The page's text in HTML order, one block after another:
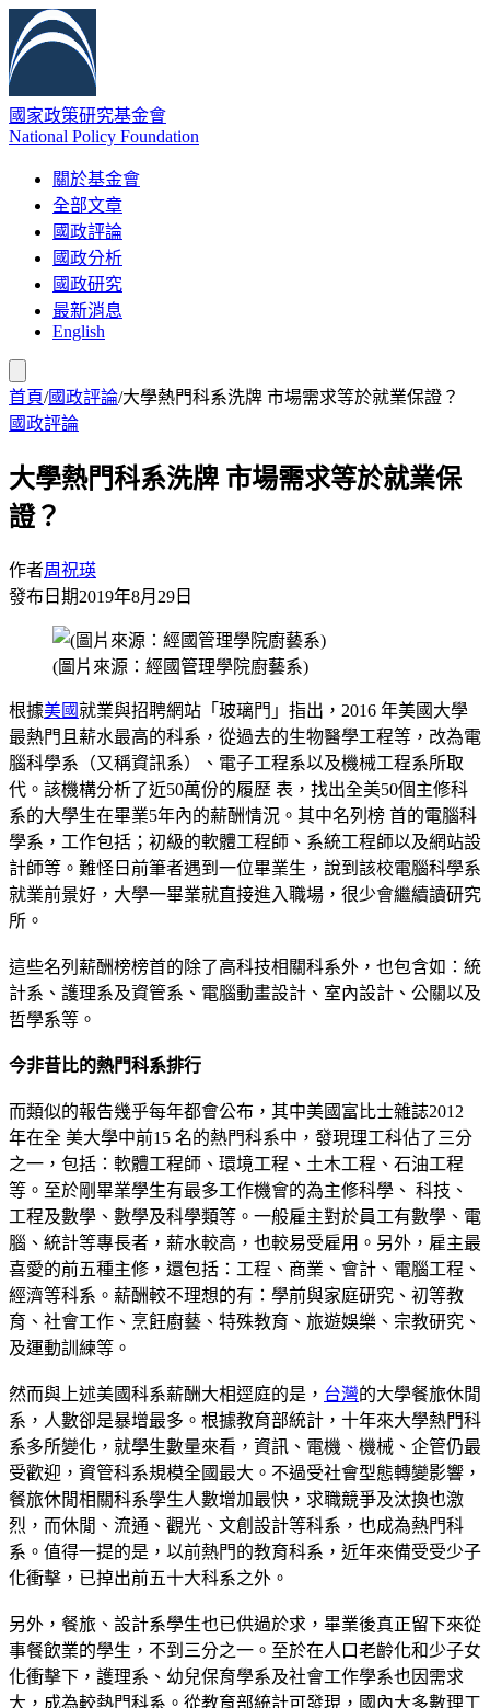
國家政策研究基金會
National Policy Foundation
關於基金會
全部文章
國政評論
國政分析
國政研究
最新消息
English
首頁/國政評論/大學熱門科系洗牌 市場需求等於就業保證？
國政評論
大學熱門科系洗牌 市場需求等於就業保
證？
作者周祝瑛
發布日期2019年8月29日
(圖片來源：經國管理學院廚藝系)
根據美國就業與招聘網站「玻璃⾨」指出，2016 年美國⼤學
最熱⾨且薪⽔最⾼的科系，從過去的⽣物醫學⼯程等，改為電
腦科學系（⼜稱資訊系）、電⼦⼯程系以及機械⼯程系所取
代。該機構分析了近50萬份的履歷 表，找出全美50個主修科
系的⼤學⽣在畢業5年內的薪酬情況。其中名列榜 ⾸的電腦科
學系，⼯作包括；初級的軟體⼯程師、系統⼯程師以及網站設
計師等。難怪⽇前筆者遇到⼀位畢業⽣，說到該校電腦科學系
就業前景好，⼤學⼀畢業就直接進入職場，很少會繼續讀研究
所。
這些名列薪酬榜榜⾸的除了⾼科技相關科系外，也包含如：統
計系、護理系及資管系、電腦動畫設計、室內設計、公關以及
哲學系等。
今非昔比的熱⾨科系排⾏
⽽類似的報告幾乎每年都會公布，其中美國富比⼠雜誌2012
年在全 美⼤學中前15 名的熱⾨科系中，發現理⼯科佔了三分
之⼀，包括：軟體⼯程師、環境⼯程、⼟⽊⼯程、⽯油⼯程
等。⾄於剛畢業學⽣有最多⼯作機會的為主修科學、 科技、
⼯程及數學、數學及科學類等。⼀般雇主對於員⼯有數學、電
腦、統計等專長者，薪⽔較⾼，也較易受雇⽤。另外，雇主最
喜愛的前五種主修，還包括：⼯程、商業、會計、電腦⼯程、
經濟等科系。薪酬較不理想的有：學前與家庭研究、初等教
育、社會⼯作、烹飪廚藝、特殊教育、旅遊娛樂、宗教研究、
及運動訓練等。
然⽽與上述美國科系薪酬⼤相逕庭的是， 台灣的⼤學餐旅休閒
系，⼈數卻是暴增最多。根據教育部統計，⼗年來⼤學熱⾨科
系多所變化，就學⽣數量來看，資訊、電機、機械、企管仍最
受歡迎，資管科系規模全國最⼤。不過受社會型態轉變影響，
餐旅休閒相關科系學⽣⼈數增加最快，求職競爭及汰換也激
烈，⽽休閒、流通、觀光、⽂創設計等科系，也成為熱⾨科
系。值得⼀提的是，以前熱⾨的教育科系，近年來備受受少⼦
化衝擊，已掉出前五⼗⼤科系之外。
另外，餐旅、設計系學⽣也已供過於求，畢業後真正留下來從
事餐飲業的學⽣，不到三分之⼀。⾄於在⼈⼝老齡化和少⼦女
化衝擊下，護理系、幼兒保育學系及社會⼯作學系也因需求
⼤，成為較熱⾨科系。從教育部統計可發現，國內⼤多數理⼯